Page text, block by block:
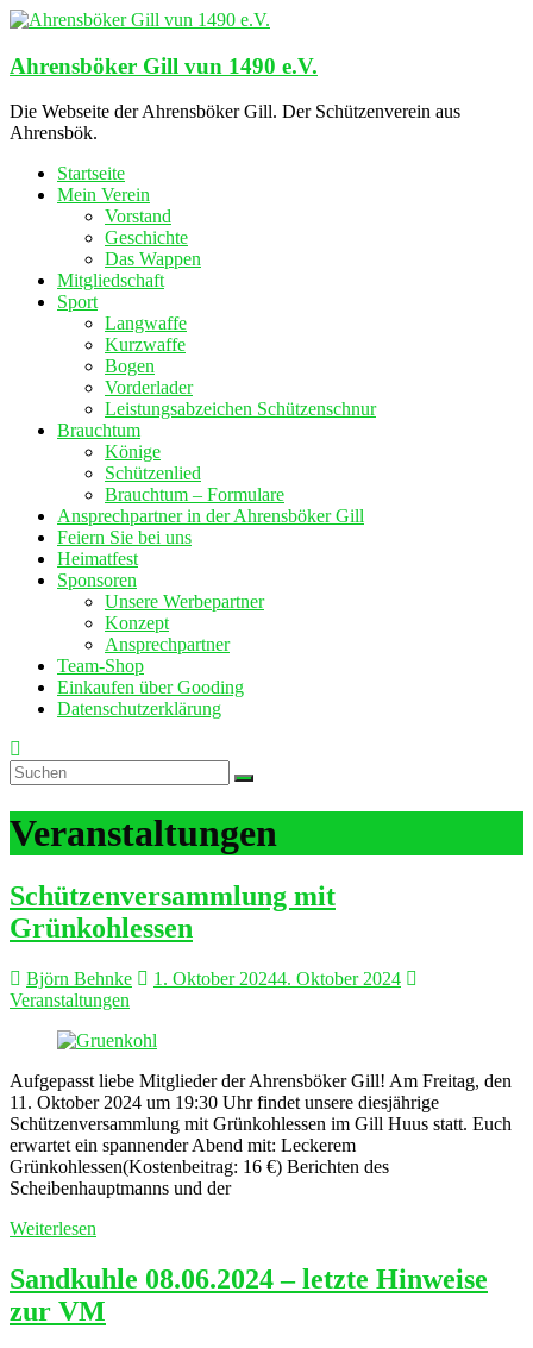
Zum
springen
Ahrensböker Gill vun 1490 e.V.
Die Webseite der Ahrensböker Gill. Der Schützenverein aus
Ahrensbök.
Startseite
Mein Verein
Vorstand
Geschichte
Das Wappen
Mitgliedschaft
Sport
Langwaffe
Kurzwaffe
Bogen
Vorderlader
Leistungsabzeichen Schützenschnur
Brauchtum
Könige
Schützenlied
Brauchtum – Formulare
Ansprechpartner in der Ahrensböker Gill
Feiern Sie bei uns
Heimatfest
Sponsoren
Unsere Werbepartner
Konzept
Ansprechpartner
Team-Shop
Einkaufen über Gooding
Datenschutzerklärung
Veranstaltungen
Schützenversammlung mit
Grünkohlessen
Björn Behnke 1. Oktober 20244. Oktober 2024
Veranstaltungen
Aufgepasst liebe Mitglieder der Ahrensböker Gill! Am Freitag, den
11. Oktober 2024 um 19:30 Uhr findet unsere diesjährige
Schützenversammlung mit Grünkohlessen im Gill Huus statt. Euch
erwartet ein spannender Abend mit: Leckerem
Grünkohlessen(Kostenbeitrag: 16 €) Berichten des
Scheibenhauptmanns und der
Weiterlesen
Sandkuhle 08.06.2024 – letzte Hinweise
zur VM